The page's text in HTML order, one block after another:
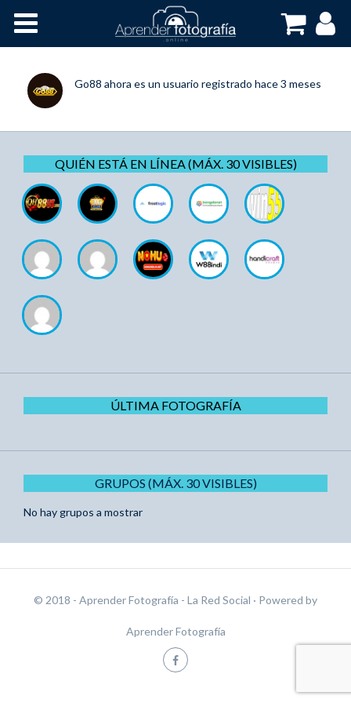
Cursos OnLine
Go88 ahora es un usuario registrado hace 3 meses
QUIÉN ESTÁ EN LÍNEA (MÁX. 30 VISIBLES)
ÚLTIMA FOTOGRAFÍA
GRUPOS (MÁX. 30 VISIBLES)
No hay grupos a mostrar
© 2018 - Aprender Fotografía - La Red Social · Powered by
Aprender Fotografía